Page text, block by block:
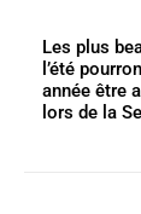
Les plus
l’été
année être
lors de la